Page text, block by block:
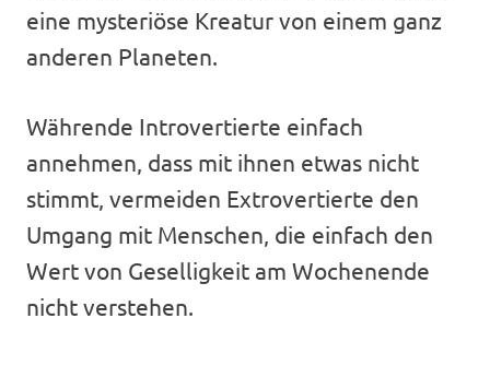
eine mysteriöse Kreatur von einem ganz
anderen Planeten.
Währende Introvertierte einfach
annehmen, dass mit ihnen etwas nicht
stimmt, vermeiden Extrovertierte den
Umgang mit Menschen, die einfach den
Wert von Geselligkeit am Wochenende
nicht verstehen.